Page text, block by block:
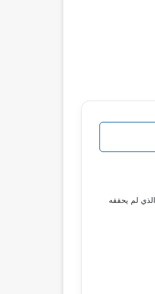
للفريق للفوز باللقب الذي لم يحققه